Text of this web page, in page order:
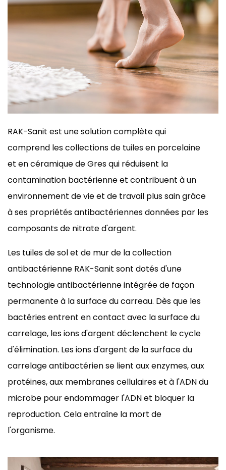
RAK-Sanit est une solution complète qui
comprend les collections de tuiles en porcelaine
et en céramique de Gres qui réduisent la
contamination bactérienne et contribuent à un
environnement de vie et de travail plus sain grâce
à ses propriétés antibactériennes données par les
composants de nitrate d'argent.
Les tuiles de sol et de mur de la collection
antibactérienne RAK-Sanit sont dotés d'une
technologie antibactérienne intégrée de façon
permanente à la surface du carreau. Dès que les
bactéries entrent en contact avec la surface du
carrelage, les ions d'argent déclenchent le cycle
d'élimination. Les ions d'argent de la surface du
carrelage antibactérien se lient aux enzymes, aux
protéines, aux membranes cellulaires et à l'ADN du
microbe pour endommager l'ADN et bloquer la
reproduction. Cela entraîne la mort de
l'organisme.